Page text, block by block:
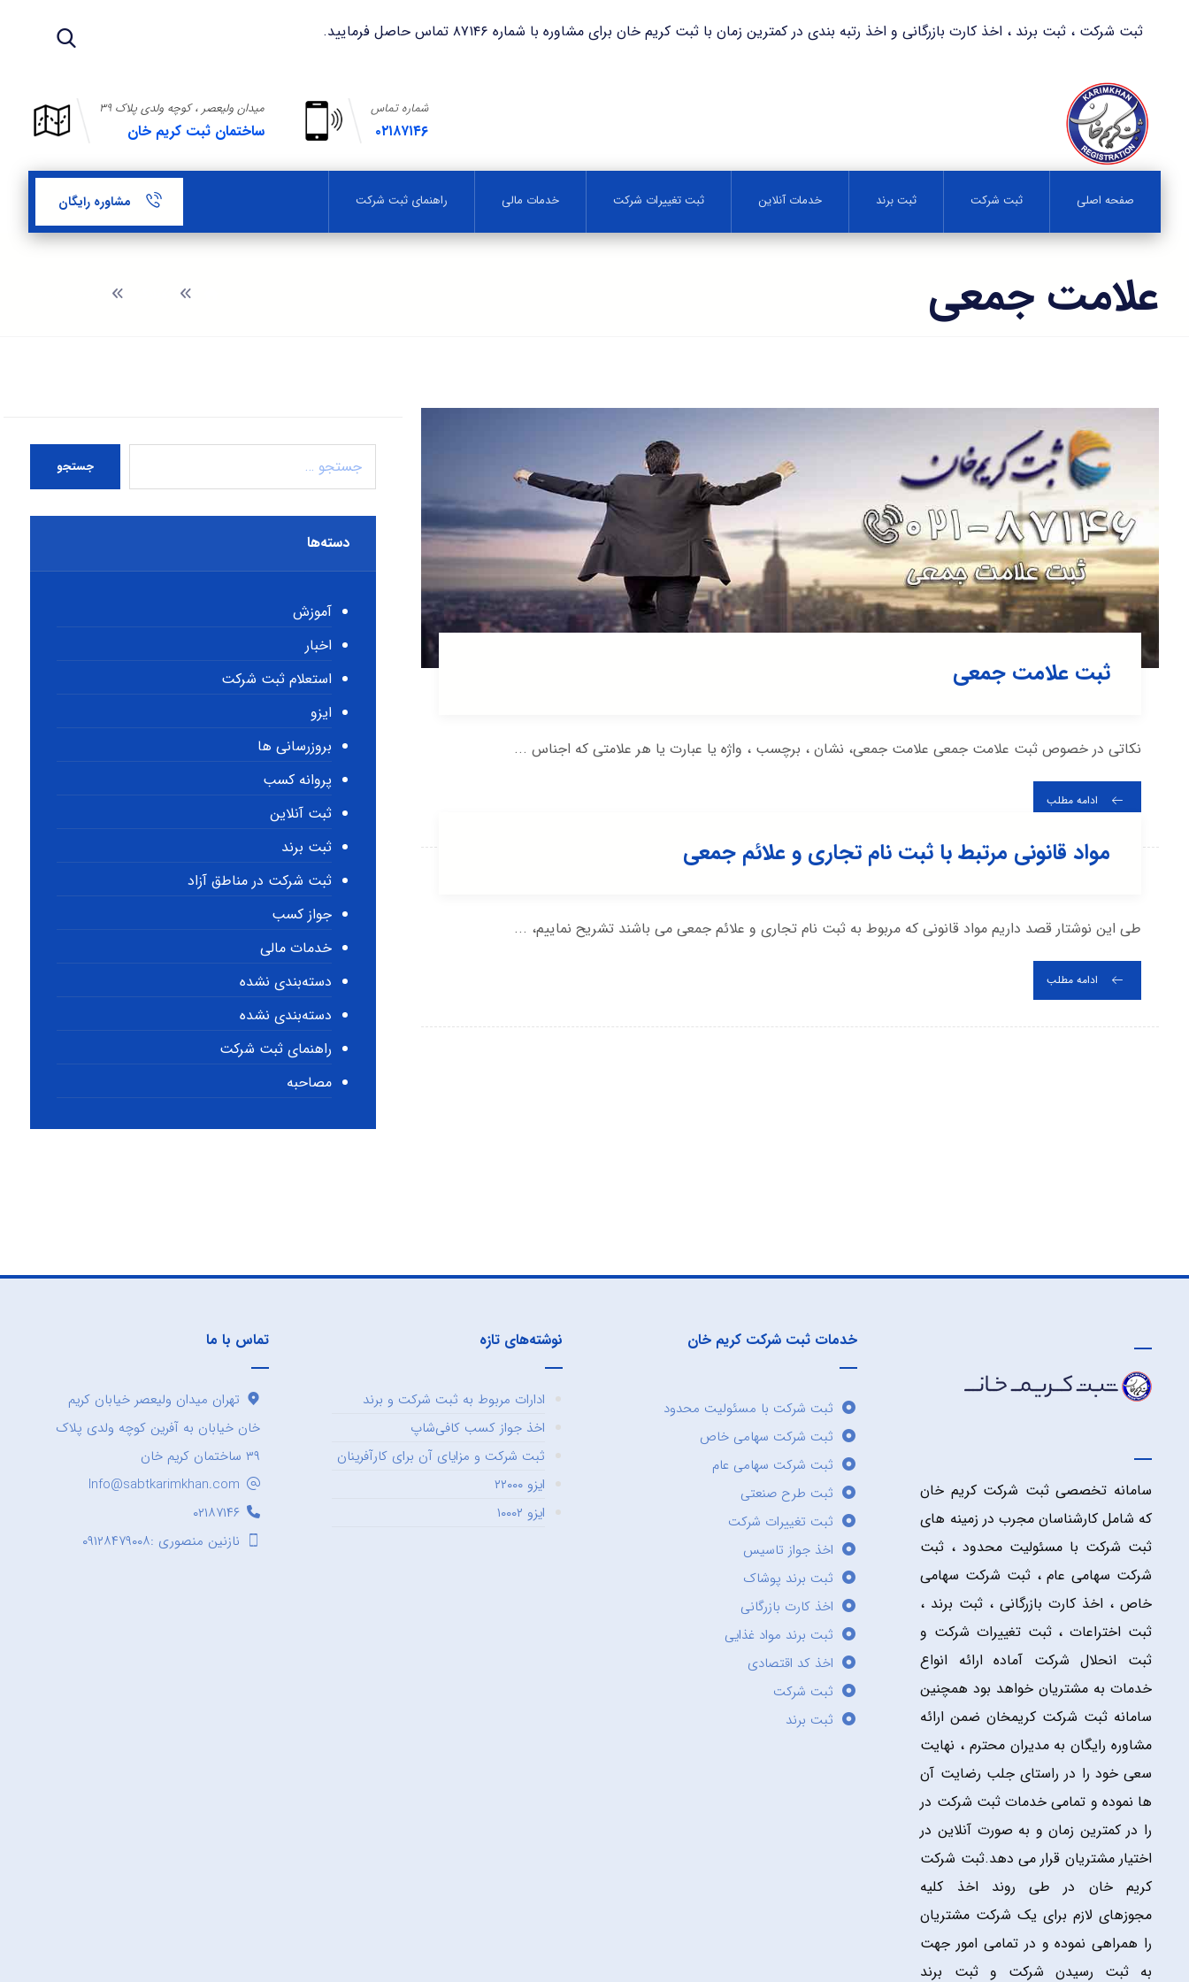
ثبت شرکت ، ثبت برند ، اخذ کارت بازرگانی و اخذ رتبه بندی در کمترین زمان با ثبت کریم خان برای مشاوره با شماره ۸۷۱۴۶ تماس حاصل فرمایید.
میدان ولیعصر ، کوچه ولدی پلاک ۳۹
ساختمان ثبت کریم خان
شماره تماس
۰۲۱۸۷۱۴۶
صفحه اصلی ثبت شرکت ثبت برند خدمات آنلاین ثبت تغییرات شرکت خدمات مالی راهنمای ثبت شرکت مشاوره رایگان
علامت جمعی
ثبت علامت جمعی
نکاتی در خصوص ثبت علامت جمعی علامت جمعی، نشان ، برچسب ، واژه یا عبارت یا هر علامتی که اجناس ...
ادامه مطلب
مواد قانونی مرتبط با ثبت نام تجاری و علائم جمعی
طی این نوشتار قصد داریم مواد قانونی که مربوط به ثبت نام تجاری و علائم جمعی می باشند تشریح نماییم، ...
ادامه مطلب
جستجو
دسته‌ها
آموزش
اخبار
استعلام ثبت شرکت
ایزو
بروزرسانی ها
پروانه کسب
ثبت آنلاین
ثبت برند
ثبت شرکت در مناطق آزاد
جواز کسب
خدمات مالی
دسته‌بندی نشده
دسته‌بندی نشده
راهنمای ثبت شرکت
مصاحبه
سامانه تخصصی ثبت شرکت کریم خان
که شامل کارشناسان مجرب در زمینه های
ثبت شرکت با مسئولیت محدود ، ثبت
شرکت سهامی عام ، ثبت شرکت سهامی
خاص ، اخذ کارت بازرگانی ، ثبت برند ،
ثبت اختراعات ، ثبت تغییرات شرکت و
ثبت انحلال شرکت آماده ارائه انواع
خدمات به مشتریان خواهد بود همچنین
سامانه ثبت شرکت کریمخان ضمن ارائه
مشاوره رایگان به مدیران محترم ، نهایت
سعی خود را در راستای جلب رضایت آن
ها نموده و تمامی خدمات ثبت شرکت در
را در کمترین زمان و به صورت آنلاین در
اختیار مشتریان قرار می دهد.ثبت شرکت
کریم خان در طی روند اخذ کلیه
مجوزهای لازم برای یک شرکت مشتریان
را همراهی نموده و در تمامی امور جهت
به ثبت رسیدن شرکت و ثبت برند
خدمات ثبت شرکت کریم خان
ثبت شرکت با مسئولیت محدود
ثبت شرکت سهامی خاص
ثبت شرکت سهامی عام
ثبت طرح صنعتی
ثبت تغییرات شرکت
اخذ جواز تاسیس
ثبت برند پوشاک
اخذ کارت بازرگانی
ثبت برند مواد غذایی
اخذ کد اقتصادی
ثبت شرکت
ثبت برند
نوشته‌های تازه
ادارات مربوط به ثبت شرکت و برند
اخذ جواز کسب کافی‌شاپ
ثبت شرکت و مزایای آن برای کارآفرینان
ایزو ۲۲۰۰۰
ایزو ۱۰۰۰۲
تماس با ما
تهران میدان ولیعصر خیابان کریم
خان خیابان به آفرین کوچه ولدی پلاک
۳۹ ساختمان کریم خان
Info@sabtkarimkhan.com
۰۲۱۸۷۱۴۶
نازنین منصوری :۰۹۱۲۸۴۷۹۰۰۸